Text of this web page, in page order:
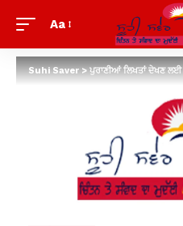
Aa
Suhi Saver>ਪੁਰਾਣੀਆਂ ਲਿਖਤਾਂ ਦੇਖਣ ਲਈ